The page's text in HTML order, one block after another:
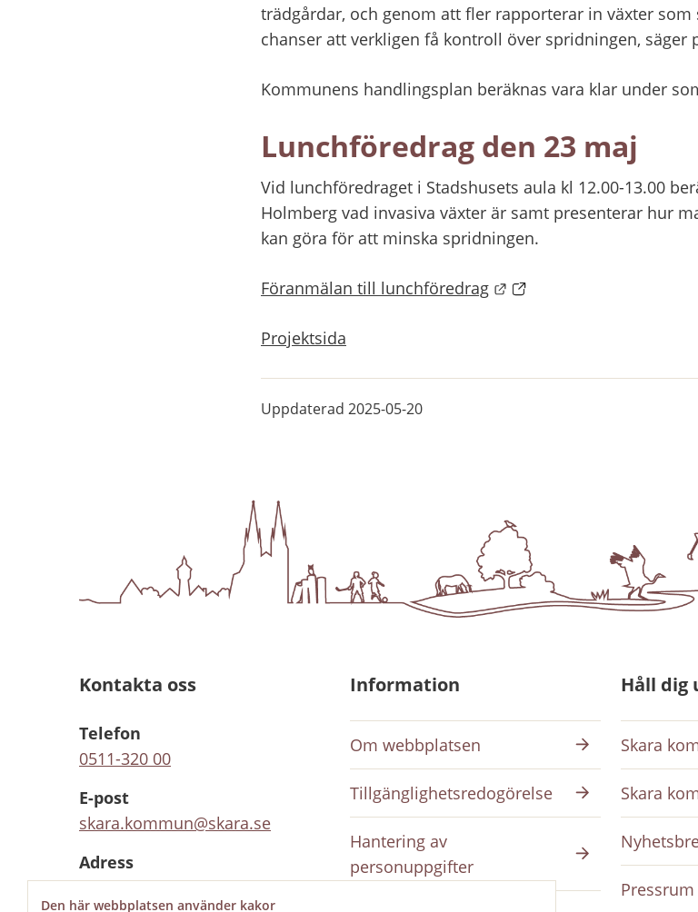
Den här webbplatsen använder kakor
trädgårdar, och genom att fler rapporterar in växter
chanser att verkligen få kontroll över spridningen, säger
Kommunens handlingsplan beräknas vara klar under
Lunchföredrag den 23 maj
Vid lunchföredraget i Stadshusets aula kl 12.00-13.00
Holmberg vad invasiva växter är samt presenterar hur
kan göra för att minska spridningen.
Föranmälan till lunchföredrag Länk till annan webbplats.
Projektsida
Uppdaterad 2025-05-20
Kontakta oss
Telefon
0511-320 00
E-post
skara.kommun@skara.se
Adress
Södra kyrkogatan 2, 532 88
Information
Om webbplatsen
Tillgänglighetsredogörelse
Hantering av
personuppgifter
Håll dig
Skara
Skara
Pressrum